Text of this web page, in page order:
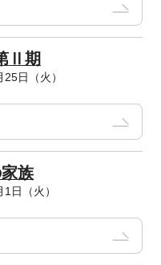
Ⅱ期
日（火）
族
日（火）